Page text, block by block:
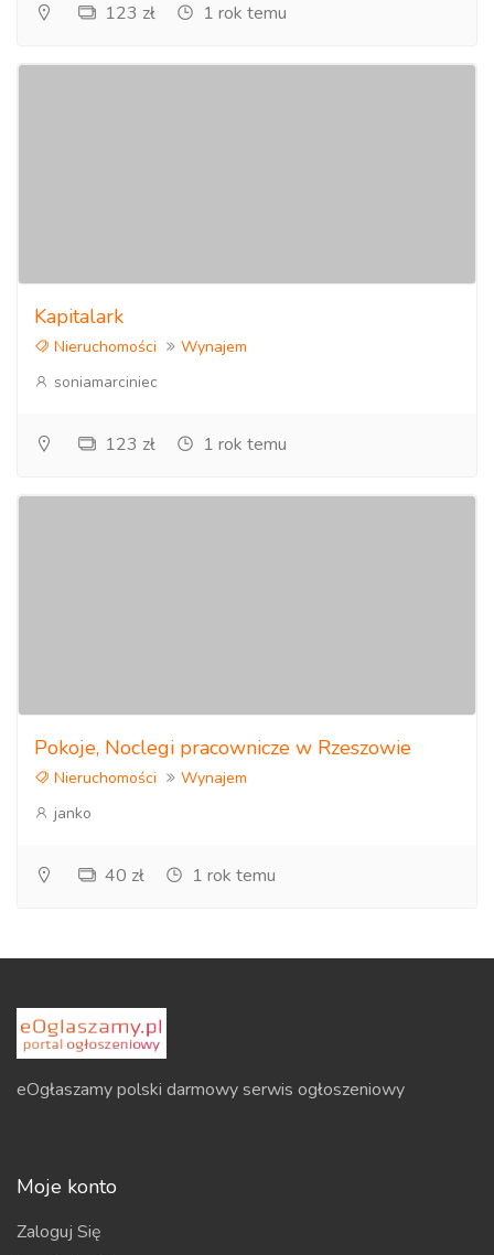
123 zł 1 rok temu
Kapitalark
Nieruchomości
Wynajem
soniamarciniec
123 zł 1 rok temu
Pokoje, Noclegi pracownicze w Rzeszowie
Nieruchomości
Wynajem
janko
40 zł 1 rok temu
eOgłaszamy polski darmowy serwis ogłoszeniowy
Moje konto
Zaloguj Się